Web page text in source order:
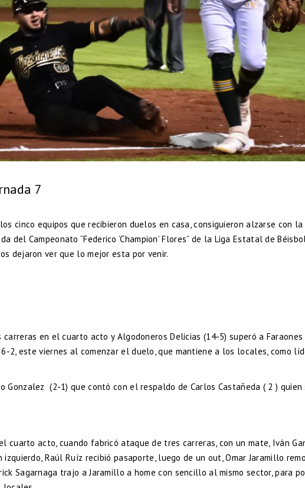
7
cinco equipos que recibieron duelos en casa, consiguieron alzarse con la
del Campeonato “Federico ‘Champion’ Flores” de la Liga Estatal de
dejaron ver que lo mejor esta por venir.
en el cuarto acto y Algodoneros Delicias (14-5) superó a Faraones
2, este viernes al comenzar el duelo, que mantiene a los locales, como
(2-1) que contó con el respaldo de Carlos Castañeda ( 2 ) quien
cuarto acto, cuando fabricó ataque de tres carreras, con un mate, Iván
Raúl Ruíz recibió pasaporte, luego de un out, Omar Jaramillo
Sagarnaga trajo a Jaramillo a home con sencillo al mismo sector, para